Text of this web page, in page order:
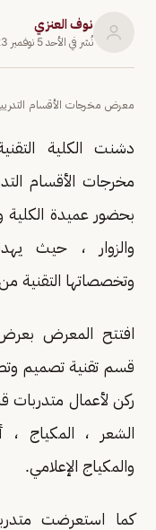
نوف العنزي
نُشر في الأحد 5 نوفمبر 2023
معرض مخرجات الأقسام
دشنت الكلية
بحضور عميدة
والزوار ، حيث
وتخصصاتها التقنية
افتتح المعرض
قسم تقنية تصميم
ركن لأعمال متدربات
الشعر ، المكياج ،
والمكياج الإعلامي.
كما استعرضت